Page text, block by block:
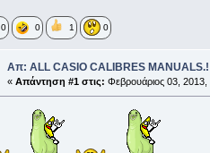
0 0 1 0
Απ: ALL CASIO CALIBRES
« Απάντηση #1 στις: Φεβρουάριος 03,